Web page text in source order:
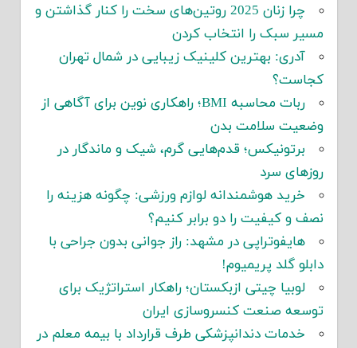
چرا زنان 2025 روتین‌های سخت را کنار گذاشتن و
مسیر سبک را انتخاب کردن
آدری: بهترین کلینیک زیبایی در شمال تهران
کجاست؟
ربات محاسبه BMI؛ راهکاری نوین برای آگاهی از
وضعیت سلامت بدن
برتونیکس؛ قدم‌هایی گرم، شیک و ماندگار در
روزهای سرد
خرید هوشمندانه لوازم ورزشی: چگونه هزینه را
نصف و کیفیت را دو برابر کنیم؟
هایفوتراپی در مشهد: راز جوانی بدون جراحی با
دابلو گلد پریمیوم!
لوبیا چیتی ازبکستان؛ راهکار استراتژیک برای
توسعه صنعت کنسروسازی ایران
خدمات دندانپزشکی طرف قرارداد با بیمه معلم در